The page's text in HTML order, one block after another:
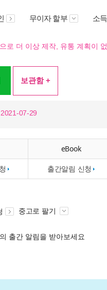
무이자 할부 소
로 더 이상 제작, 유통 계획이
보관함 +
07-29
eBook
출간알림 신청
중고로 팔기
출간 알림을 받아보세요